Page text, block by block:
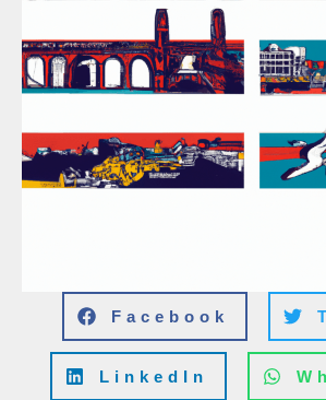
Facebook
LinkedIn